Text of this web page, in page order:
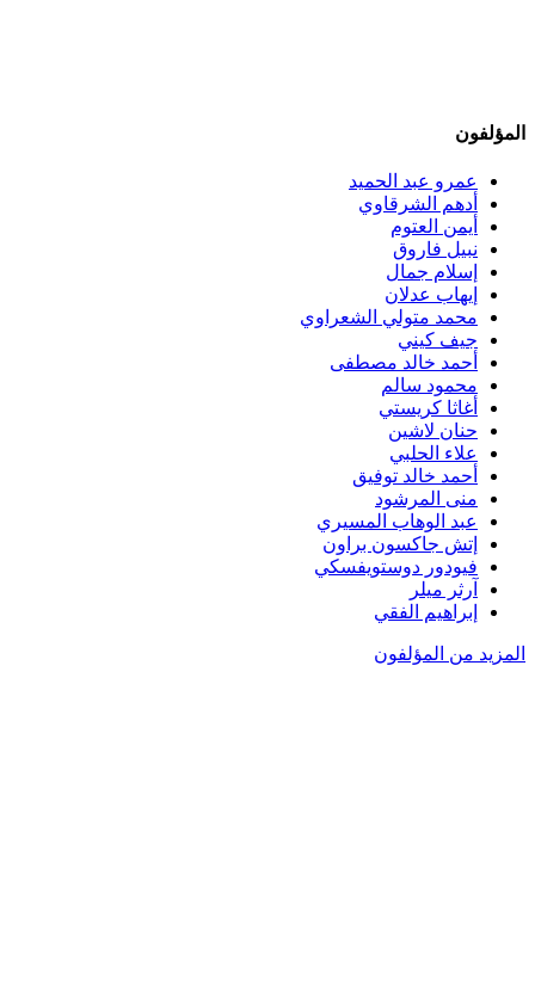
المؤلفون
عمرو عبد الحميد
أدهم الشرقاوي
أيمن العتوم
نبيل فاروق
إسلام جمال
إيهاب عدلان
محمد متولي الشعراوي
جيف كيني
أحمد خالد مصطفى
محمود سالم
أغاثا كريستي
حنان لاشين
علاء الحلبي
أحمد خالد توفيق
منى المرشود
عبد الوهاب المسيري
إتش جاكسون براون
فيودور دوستويفسكي
آرثر ميلر
إبراهيم الفقي
المزيد من المؤلفون